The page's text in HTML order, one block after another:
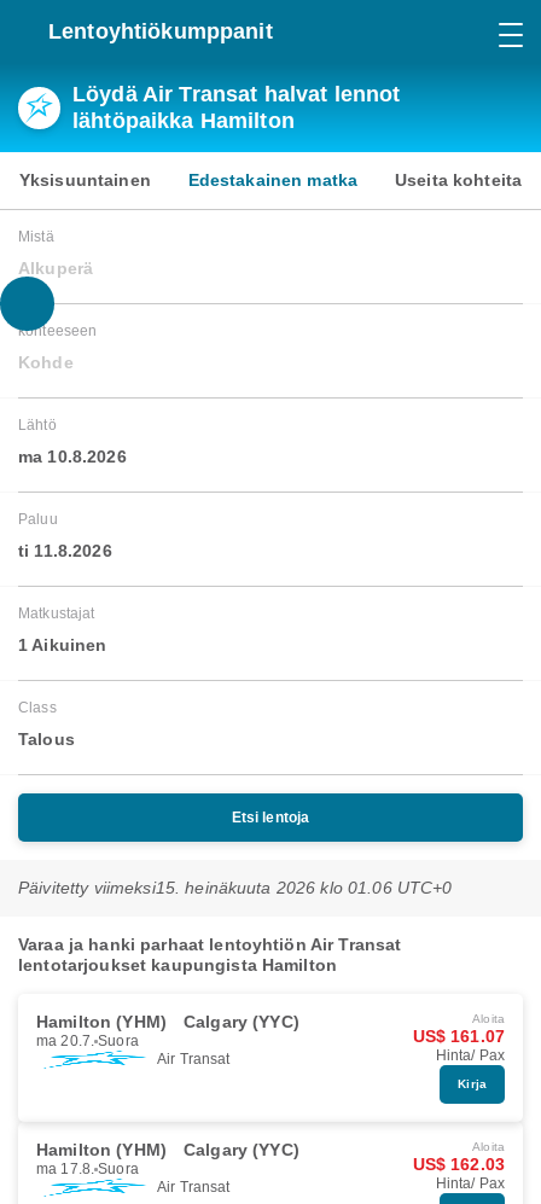
Lentoyhtiökumppanit
Löydä Air Transat halvat lennot
lähtöpaikka Hamilton
Yksisuuntainen Edestakainen matka Useita kohteita
Mistä
Alkuperä
kohteeseen
Kohde
Lähtö
ma 10.8.2026
Paluu
ti 11.8.2026
Matkustajat
1 Aikuinen
Class
Talous
Etsi lentoja
Päivitetty viimeksi15. heinäkuuta 2026 klo 01.06 UTC+0
Varaa ja hanki parhaat lentoyhtiön Air Transat
lentotarjoukset kaupungista Hamilton
Hamilton (YHM) Calgary (YYC)
ma 20.7. Suora
Air Transat
Aloita
US$ 161.07
Hinta/ Pax
Kirja
Hamilton (YHM) Calgary (YYC)
ma 17.8. Suora
Air Transat
Aloita
US$ 162.03
Hinta/ Pax